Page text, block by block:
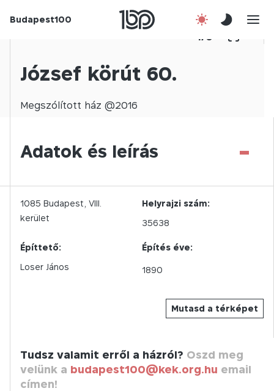
Budapest100
1/ 0
József körút 60.
Megszólított ház @2016
Adatok és leírás -
Mutasd a térképet
1085 Budapest, VIII.
kerület
Helyrajzi szám:
35638
Építtető:
Loser János
Építés éve:
1890
Tudsz valamit erről a házról? Oszd meg
velünk a budapest100@kek.org.hu email
címen!